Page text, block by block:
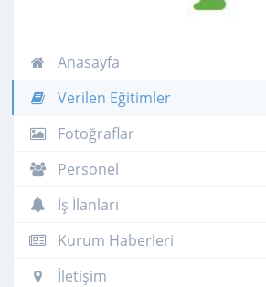
Anasayfa
Verilen Eğitimler
Fotoğraflar
Personel
İş İlanları
Kurum Haberleri
İletişim